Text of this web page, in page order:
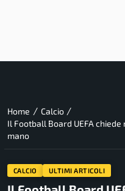
Home / Calcio /
Il Football Board UEFA
mano
CALCIO ULTIMI ARTICOLI